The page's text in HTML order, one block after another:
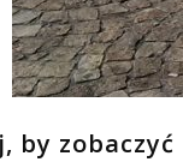
by